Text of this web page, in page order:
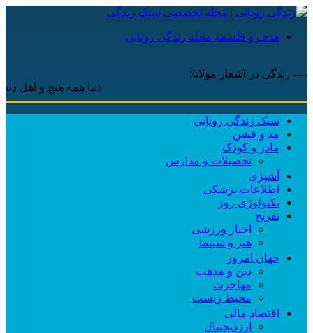
هدف و فلسفه مجله زندگی رویایی
---- زندگی در اشعار مولانا:
دنیا همه هیچ و اهل دنیا همه
سبک زندگی رویایی
مد و فشن
مادر و کودک
تحصیلات و مدارس
آشپزی
اطلاعات پزشکی
تکنولوژی روز
تفریح
اخبار ورزشی
هنر و سینما
جهان امروز
دین و مذهب
مهاجرت
محیط زیست
اقتصاد مالی
ارزدیجیتال